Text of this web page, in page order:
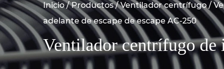
Inicio/Productos/Ventilador centrífugo/
adelante de escape de escape AC-250
Ventilador centrífugo de